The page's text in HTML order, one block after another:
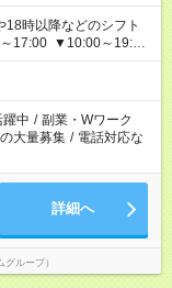
18時以降などのシフト
17:00 ▼10:00～19:00
中 / 副業・Wワーク
大量募集 / 電話対応な
詳細へ
ループ）